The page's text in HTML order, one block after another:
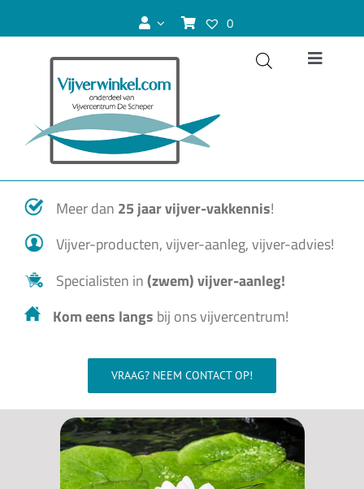
naar
0
Toggle
Zwemvijver
Koivijver
Vijverplanten
Waterkwaliteit
Aquarium
Meer dan 25 jaar vijver-vakkennis!
Vijver-producten, vijver-aanleg, vijver-advies!
Specialisten in(zwem) vijver-aanleg!
Kom eens langs bij ons vijvercentrum!
VRAAG? NEEM CONTACT OP!